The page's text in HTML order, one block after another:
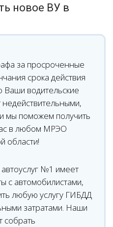
новое ВУ в
за просроченные
срока действия
Ваши водительские
недействительными,
мы поможем получить
в любом МРЭО
области!
№1 имеет
с автомобилистами,
любую услугу ГИБДД
затратами. Наши
собрать